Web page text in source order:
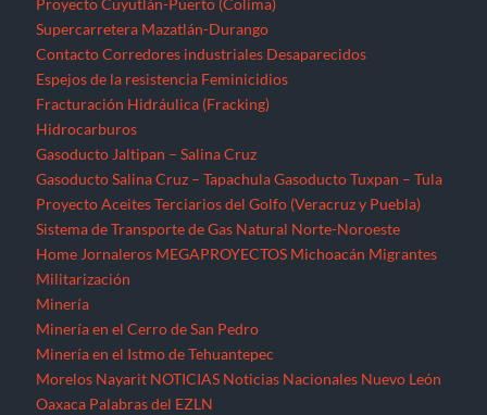
Proyecto Cuyutlán-Puerto (Colima)
Supercarretera Mazatlán-Durango
Contacto Corredores industriales Desaparecidos
Espejos de la resistencia Feminicidios
Fracturación Hidráulica (Fracking)
Hidrocarburos
Gasoducto Jaltipan – Salina Cruz
Gasoducto Salina Cruz – Tapachula Gasoducto Tuxpan – Tula
Proyecto Aceites Terciarios del Golfo (Veracruz y Puebla)
Sistema de Transporte de Gas Natural Norte-Noroeste
Home Jornaleros MEGAPROYECTOS Michoacán Migrantes
Militarización
Minería
Minería en el Cerro de San Pedro
Minería en el Istmo de Tehuantepec
Morelos Nayarit NOTICIAS Noticias Nacionales Nuevo León
Oaxaca Palabras del EZLN